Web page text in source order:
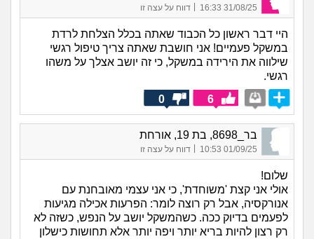
31/08/25 16:33
| דווח על עצה זו
היי דבר ראשון כל הכבוד שאתה בכלל הצלחת לרדת
במשקל פעמיים! אני חושבת שאתה צריך טיפול רגשי
שילווה את הירידה במשקל, כי זה יושב אצלך על משהו
רגשי.
6
0
בר_8698, בת 19, אורחת
01/09/25 10:53 דווח על עצה זו
שלום!
אולי אני קצת 'משוחדת', כי אני עצמי מאובחנת עם
אנורקסיה, אבל רק רוצה לומר: הפרעות אכילה מגיעות
לפעמים בדיוק ככה. כשהמשקל יושב על הנפש, כשזה לא
רק רצון להיות בריא יותר ויפה יותר אלא תחושות כישלון